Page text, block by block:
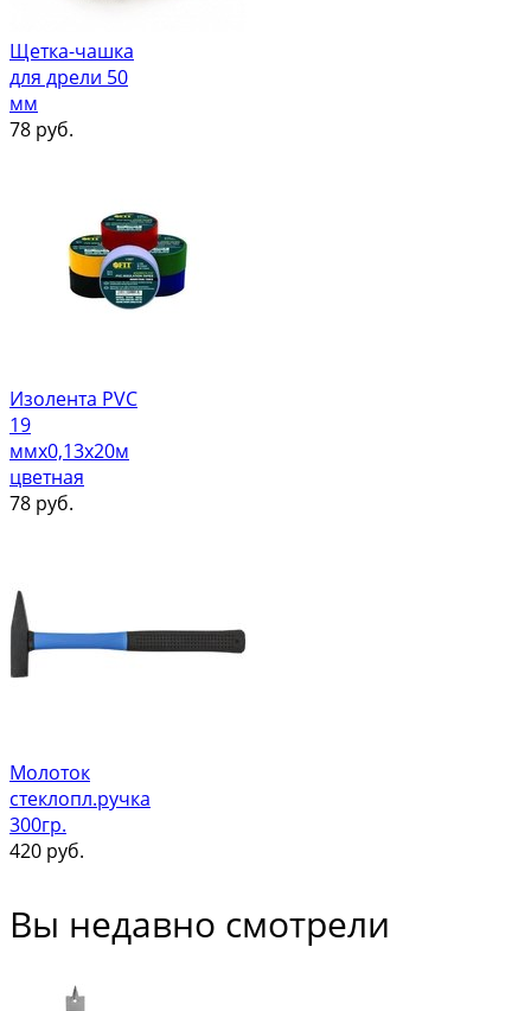
Щетка-чашка
для дрели 50
мм
78 руб.
Изолента PVC
19
ммх0,13х20м
цветная
78 руб.
Молоток
стеклопл.ручка
300гр.
420 руб.
Вы недавно смотрели